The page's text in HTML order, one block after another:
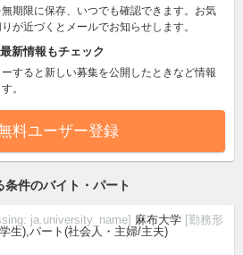
期限に保存、いつでも確認できます。お気
が近づくとメールでお知らせします。
新情報もチェック
すると新しい募集を公開したときなど情報
。
料ユーザー登録
条件のバイト・パート
ja.university_name] 麻布大学 [勤務形
生),パート(社会人・主婦/主夫)